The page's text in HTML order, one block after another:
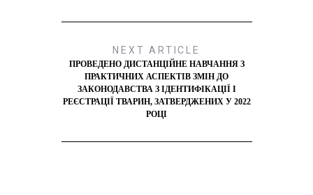
NEXT ARTICLE
ПРОВЕДЕНО ДИСТАНЦІЙНЕ НАВЧАННЯ З
ПРАКТИЧНИХ АСПЕКТІВ ЗМІН ДО
ЗАКОНОДАВСТВА З ІДЕНТИФІКАЦІЇ І
РЕЄСТРАЦІЇ ТВАРИН, ЗАТВЕРДЖЕНИХ У 2022
РОЦІ